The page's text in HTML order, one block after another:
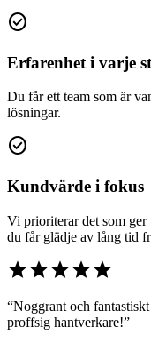
check_circle
Erfarenhet i varje
Du får ett team som är
lösningar.
check_circle
Kundvärde i fokus
Vi prioriterar det som
du får glädje av lång tid
starstarstarstarstar
“Noggrant och
proffsig hantverkare!”